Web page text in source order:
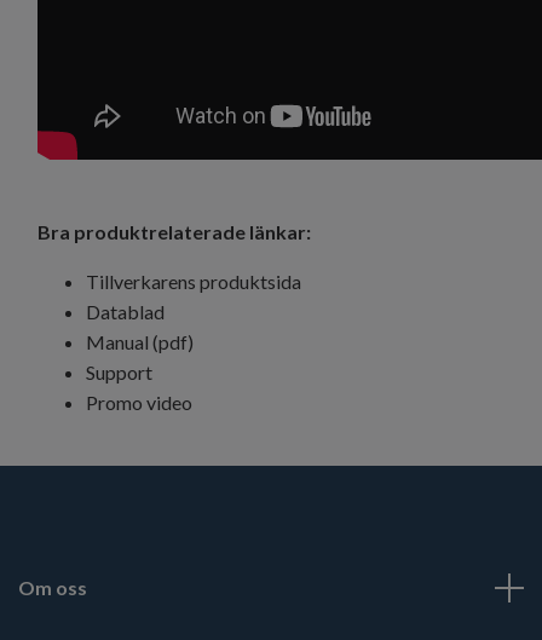
Bra produktrelaterade länkar:
Tillverkarens produktsida
Datablad
Manual (pdf)
Support
Promo video
Om oss